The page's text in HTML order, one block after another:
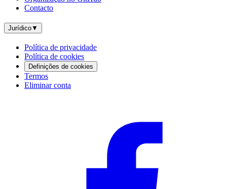
Contacto
Jurídico▼
Política de privacidade
Política de cookies
Definições de cookies
Termos
Eliminar conta